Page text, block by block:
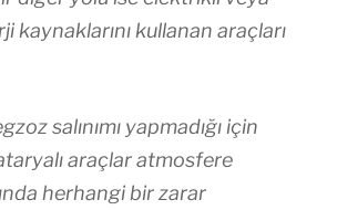
kaynaklarını kullanan araçları
salınımı yapmadığı için
araçlar atmosfere
herhangi bir zarar